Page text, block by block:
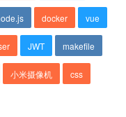
docker vue
JWT makefile
小米摄像机 css